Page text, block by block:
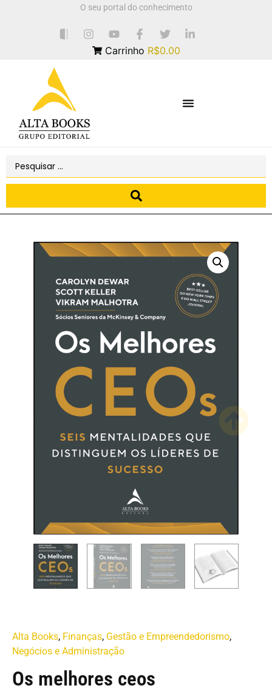
O seu portal do conhecimento
Carrinho R$0.00
Alta Books, Finanças, Gestão e Empreendedorismo,
Negócios e Administração
Os melhores ceos